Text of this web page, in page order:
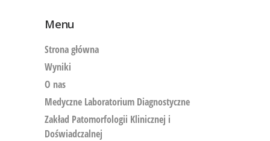
Menu
Strona główna
Wyniki
O nas
Medyczne Laboratorium Diagnostyczne
Zakład Patomorfologii Klinicznej i
Doświadczalnej